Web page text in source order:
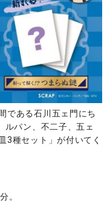
である石川五ェ門にち
ルパン、不二子、五ェ
3種セット」が付いてく
。